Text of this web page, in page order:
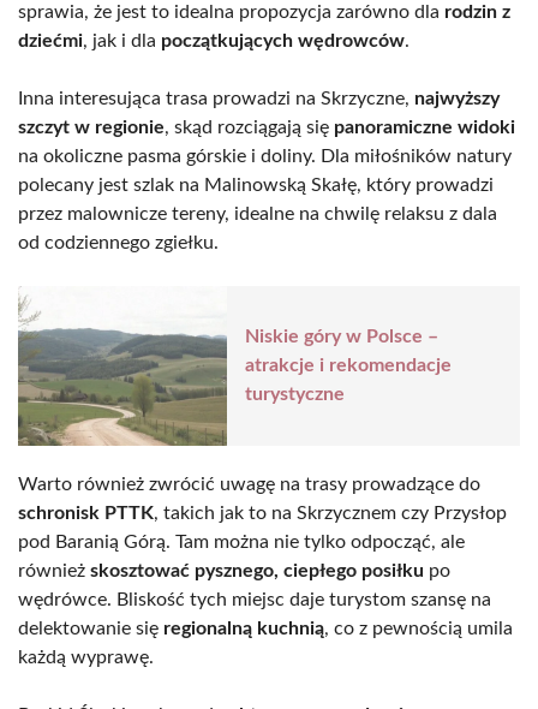
sprawia, że jest to idealna propozycja zarówno dla rodzin z
dziećmi, jak i dla początkujących wędrowców.
Inna interesująca trasa prowadzi na Skrzyczne, najwyższy
szczyt w regionie, skąd rozciągają się panoramiczne widoki
na okoliczne pasma górskie i doliny. Dla miłośników natury
polecany jest szlak na Malinowską Skałę, który prowadzi
przez malownicze tereny, idealne na chwilę relaksu z dala
od codziennego zgiełku.
Niskie góry w Polsce –
atrakcje i rekomendacje
turystyczne
Warto również zwrócić uwagę na trasy prowadzące do
schronisk PTTK, takich jak to na Skrzycznem czy Przysłop
pod Baranią Górą. Tam można nie tylko odpocząć, ale
również skosztować pysznego, ciepłego posiłku po
wędrówce. Bliskość tych miejsc daje turystom szansę na
delektowanie się regionalną kuchnią, co z pewnością umila
każdą wyprawę.